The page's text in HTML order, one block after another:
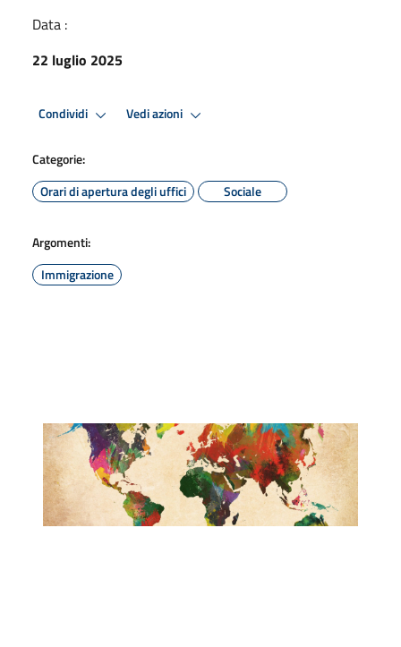
Data :
22 luglio 2025
Condividi Vedi azioni
Categorie:
Orari di apertura degli uffici
Sociale
Argomenti:
Immigrazione